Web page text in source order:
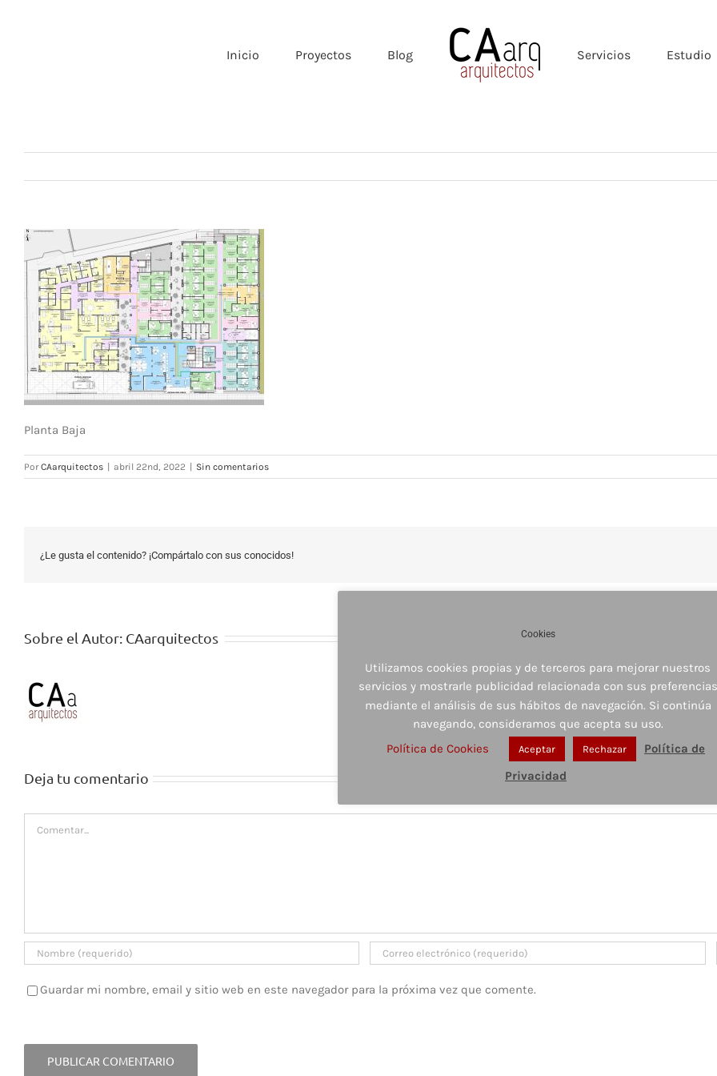
Inicio Proyectos Blog Servicios Estudio
Planta Baja
PorCAarquitectos abril 22nd, 2022 Sin comentarios
¿Le gusta el contenido? ¡Compártalo con sus conocidos!
Sobre el Autor: CAarquitectos
Deja tu comentario
Guardar mi nombre, email y sitio web en este navegador para la próxima vez que comente.
Cookies
Utilizamos cookies propias y de terceros para mejorar nuestros
servicios y mostrarle publicidad relacionada con sus preferencias
mediante el análisis de sus hábitos de navegación. Si continúa
navegando, consideramos que acepta su uso.
Política de Cookies
Aceptar Rechazar
Política de
Privacidad